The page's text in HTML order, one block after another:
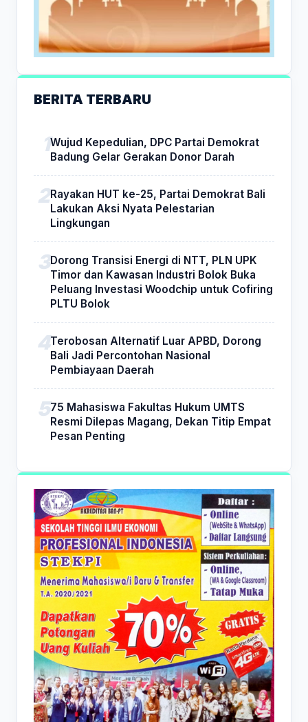
BERITA TERBARU
Wujud Kepedulian, DPC Partai Demokrat
Badung Gelar Gerakan Donor Darah
Rayakan HUT ke-25, Partai Demokrat Bali
Lakukan Aksi Nyata Pelestarian
Lingkungan
Dorong Transisi Energi di NTT, PLN UPK
Timor dan Kawasan Industri Bolok Buka
Peluang Investasi Woodchip untuk Cofiring
PLTU Bolok
Terobosan Alternatif Luar APBD, Dorong
Bali Jadi Percontohan Nasional
Pembiayaan Daerah
75 Mahasiswa Fakultas Hukum UMTS
Resmi Dilepas Magang, Dekan Titip Empat
Pesan Penting